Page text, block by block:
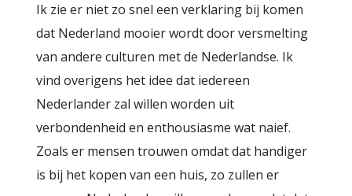
Ik zie er niet zo snel een verklaring bij komen
dat Nederland mooier wordt door versmelting
van andere culturen met de Nederlandse. Ik
vind overigens het idee dat iedereen
Nederlander zal willen worden uit
verbondenheid en enthousiasme wat naief.
Zoals er mensen trouwen omdat dat handiger
is bij het kopen van een huis, zo zullen er